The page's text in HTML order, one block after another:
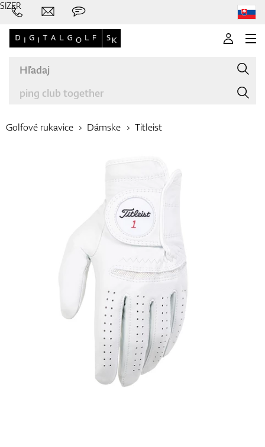
Palice
Topánky
Rukavice
Golfové rukavice Dámske Titleist
SIZER